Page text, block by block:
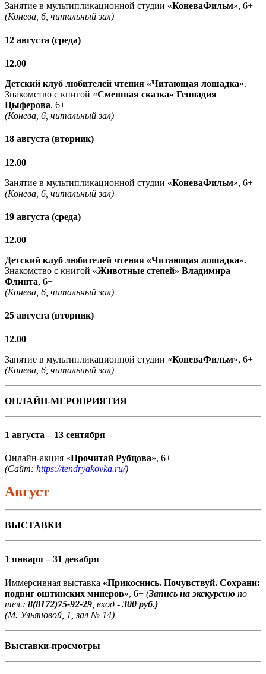
Занятие в мультипликационной студии «КоневаФильм», 6+
(Конева, 6, читальный зал)
12 августа (среда)
12.00
Детский клуб любителей чтения «Читающая лошадка».
Знакомство с книгой «Смешная сказка» Геннадия
Цыферова, 6+
(Конева, 6, читальный зал)
18 августа (вторник)
12.00
Занятие в мультипликационной студии «КоневаФильм», 6+
(Конева, 6, читальный зал)
19 августа (среда)
12.00
Детский клуб любителей чтения «Читающая лошадка».
Знакомство с книгой «Животные степей» Владимира
Флинта, 6+
(Конева, 6, читальный зал)
25 августа (вторник)
12.00
Занятие в мультипликационной студии «КоневаФильм», 6+
(Конева, 6, читальный зал)
ОНЛАЙН-МЕРОПРИЯТИЯ
1 августа – 13 сентября
Онлайн-акция «Прочитай Рубцова», 6+
(Сайт: https://tendryakovka.ru/)
Август
ВЫСТАВКИ
1 января – 31 декабря
Иммерсивная выставка «Прикоснись. Почувствуй. Сохрани:
подвиг оштинских минеров», 6+ (Запись на экскурсию по
тел.: 8(8172)75-92-29 , вход - 300 руб.)
(М. Ульяновой, 1, зал № 14)
Выставки-просмотры